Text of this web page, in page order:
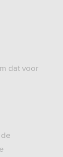
dat voor